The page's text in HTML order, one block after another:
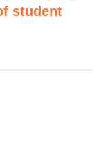
student